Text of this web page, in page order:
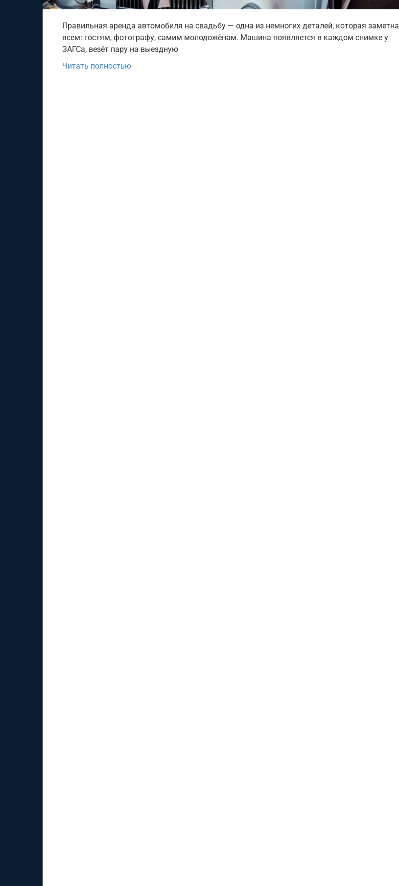
Правильная аренда автомобиля на свадьбу — одна из немногих деталей, которая заметна
всем: гостям, фотографу, самим молодожёнам. Машина появляется в каждом снимке у
ЗАГСа, везёт пару на выездную
Читать полностью